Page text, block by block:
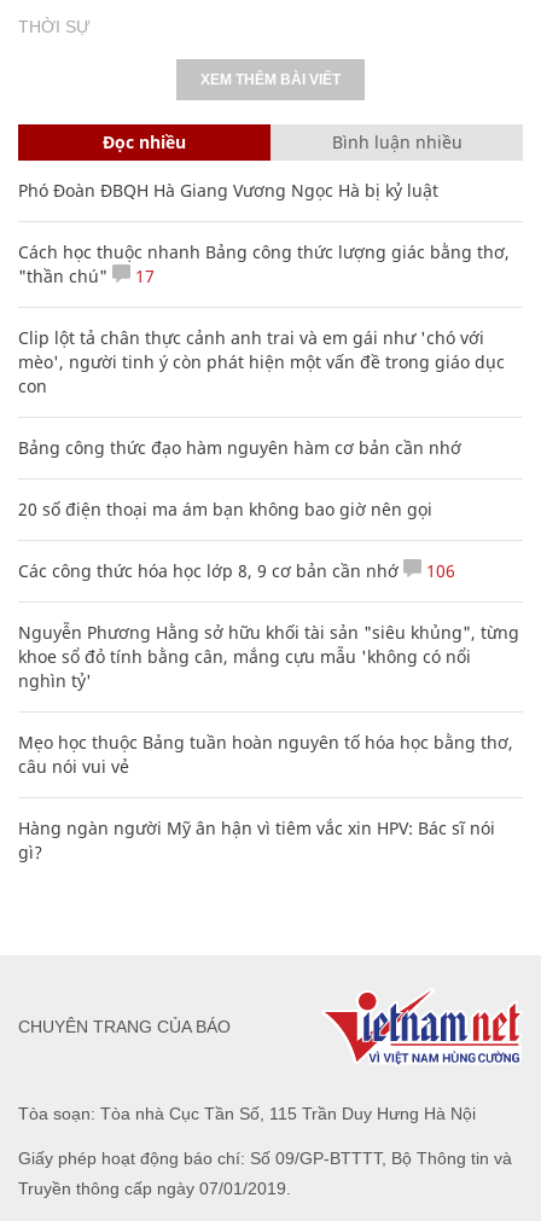
THỜI SỰ
XEM THÊM BÀI VIẾT
Đọc nhiều Bình luận nhiều
Phó Đoàn ĐBQH Hà Giang Vương Ngọc Hà bị kỷ luật
Cách học thuộc nhanh Bảng công thức lượng giác bằng thơ,
"thần chú"
17
Clip lột tả chân thực cảnh anh trai và em gái như 'chó với
mèo', người tinh ý còn phát hiện một vấn đề trong giáo dục
con
Bảng công thức đạo hàm nguyên hàm cơ bản cần nhớ
20 số điện thoại ma ám bạn không bao giờ nên gọi
Các công thức hóa học lớp 8, 9 cơ bản cần nhớ 106
Nguyễn Phương Hằng sở hữu khối tài sản "siêu khủng", từng
khoe sổ đỏ tính bằng cân, mắng cựu mẫu 'không có nổi
nghìn tỷ'
Mẹo học thuộc Bảng tuần hoàn nguyên tố hóa học bằng thơ,
câu nói vui vẻ
Hàng ngàn người Mỹ ân hận vì tiêm vắc xin HPV: Bác sĩ nói
gì?
Tòa soạn: Tòa nhà Cục Tần Số, 115 Trần Duy Hưng Hà Nội
Giấy phép hoạt động báo chí: Số 09/GP-BTTTT, Bộ Thông tin và
Truyền thông cấp ngày 07/01/2019.
CHUYÊN TRANG CỦA BÁO